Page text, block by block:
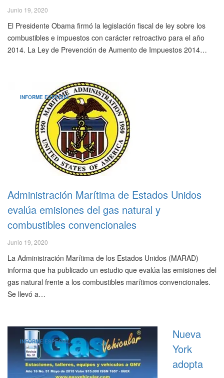
Junio 19, 2020
El Presidente Obama firmó la legislación fiscal de ley sobre los
combustibles e impuestos con carácter retroactivo para el año
2014. La Ley de Prevención de Aumento de Impuestos 2014…
INFORME ESPECIAL
Administración Marítima de Estados Unidos
evalúa emisiones del gas natural y
combustibles convencionales
Junio 19, 2020
La Administración Marítima de los Estados Unidos (MARAD)
informa que ha publicado un estudio que evalúa las emisiones del
gas natural frente a los combustibles marítimos convencionales.
Se llevó a…
INFORME ESPECIAL
Nueva
York
adopta